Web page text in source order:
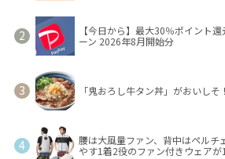
【今日から】最大30％ポイント
ーン 2026年8月開始分
「鬼おろし牛タン丼」がおいし
腰は大風量ファン、背中はペルチ
やす1着2役のファン付きウェア